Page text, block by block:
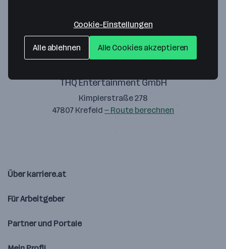
THQ Entertainment GmbH
Kimplerstraße 278
47807 Krefeld — Route berechnen
Über karriere.at
Für Arbeitgeber
Partner und Portale
Cookie-Einstellungen
Alle ablehnen Alle Cookies akzeptieren